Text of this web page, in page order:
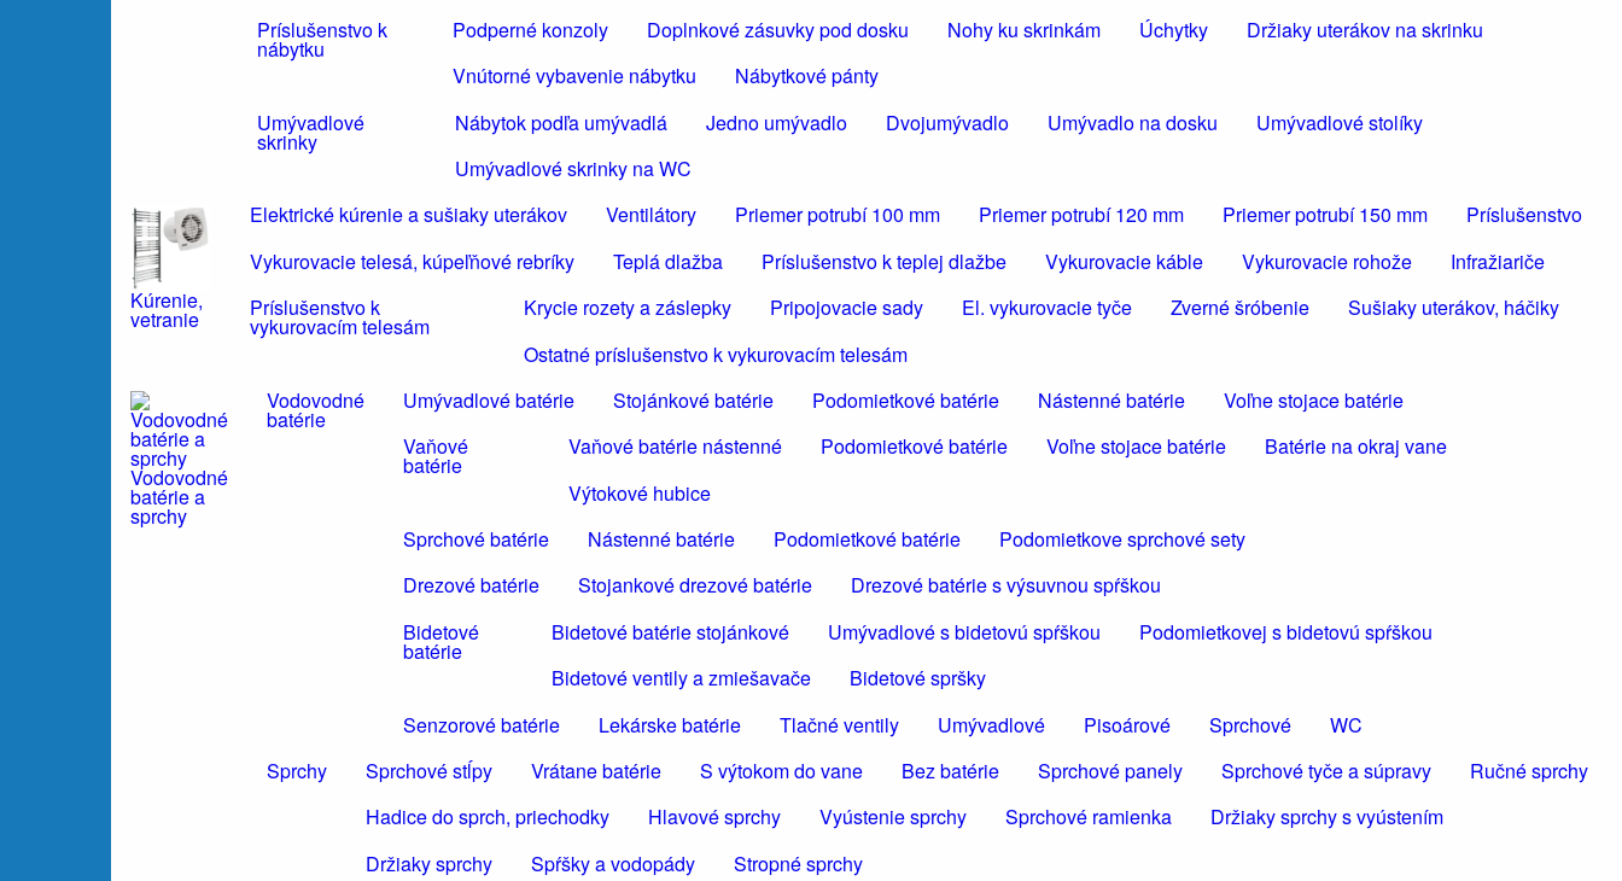
Príslušenstvo k
nábytku
Podperné konzoly Doplnkové zásuvky pod dosku Nohy ku skrinkám Úchytky
Držiaky uterákov na skrinku
Vnútorné vybavenie nábytku
Nábytkové pánty
Umývadlové
skrinky
Nábytok podľa umývadlá Jedno umývadlo Dvojumývadlo Umývadlo na dosku
Umývadlové stolíky
Umývadlové skrinky na WC
Kúrenie,
vetranie
Elektrické kúrenie a sušiaky uterákov Ventilátory Priemer potrubí 100 mm Priemer potrubí 120 mm Priemer potrubí 150 mm
Príslušenstvo
Vykurovacie telesá, kúpeľňové rebríky
Teplá dlažba Príslušenstvo k teplej dlažbe Vykurovacie káble Vykurovacie rohože
Infražiariče
Príslušenstvo k
vykurovacím telesám
Krycie rozety a záslepky Pripojovacie sady El. vykurovacie tyče Zverné šróbenie
Sušiaky uterákov, háčiky
Ostatné príslušenstvo k vykurovacím telesám
Vodovodné
batérie a
sprchy
Vodovodné
batérie
Umývadlové batérie Stojánkové batérie Podomietkové batérie Nástenné batérie
Voľne stojace batérie
Vaňové
batérie
Vaňové batérie nástenné Podomietkové batérie Voľne stojace batérie
Batérie na okraj vane
Výtokové hubice
Sprchové batérie
Nástenné batérie Podomietkové batérie
Podomietkove sprchové sety
Drezové batérie
Stojankové drezové batérie
Drezové batérie s výsuvnou spŕškou
Bidetové
batérie
Bidetové batérie stojánkové Umývadlové s bidetovú spŕškou
Podomietkovej s bidetovú spŕškou
Bidetové ventily a zmiešavače
Bidetové spršky
Senzorové batérie
Lekárske batérie Tlačné ventily Umývadlové Pisoárové Sprchové
WC
Sprchy
Sprchové stĺpy Vrátane batérie S výtokom do vane Bez batérie Sprchové panely Sprchové tyče a súpravy
Ručné sprchy
Hadice do sprch, priechodky
Hlavové sprchy Vyústenie sprchy Sprchové ramienka
Držiaky sprchy s vyústením
Držiaky sprchy
Spŕšky a vodopády
Stropné sprchy